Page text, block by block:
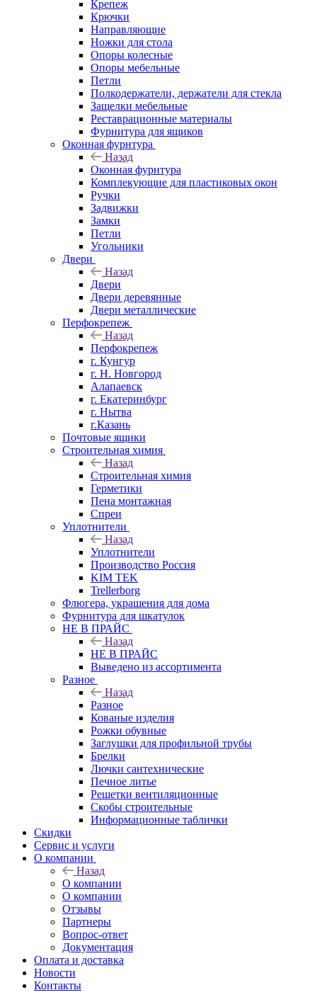
Крепеж
Крючки
Направляющие
Ножки для стола
Опоры колесные
Опоры мебельные
Петли
Полкодержатели, держатели для стекла
Защелки мебельные
Реставрационные материалы
Фурнитура для ящиков
Оконная фурнтура
Назад
Оконная фурнтура
Комплекующие для пластиковых окон
Ручки
Задвижки
Замки
Петли
Угольники
Двери
Назад
Двери
Двери деревянные
Двери металлические
Перфокрепеж
Назад
Перфокрепеж
г. Кунгур
г. Н. Новгород
Алапаевск
г. Екатеринбург
г. Нытва
г.Казань
Почтовые ящики
Строительная химия
Назад
Строительная химия
Герметики
Пена монтажная
Спреи
Уплотнители
Назад
Уплотнители
Производство Россия
KIM TEK
Trellerborg
Флюгера, украшения для дома
Фурнитура для шкатулок
НЕ В ПРАЙС
Назад
НЕ В ПРАЙС
Выведено из ассортимента
Разное
Назад
Разное
Кованые изделия
Рожки обувные
Заглушки для профильной трубы
Брелки
Лючки сантехнические
Печное литье
Решетки вентиляционные
Скобы строительные
Информационные таблички
Скидки
Сервис и услуги
О компании
Назад
О компании
О компании
Отзывы
Партнеры
Вопрос-ответ
Документация
Оплата и доставка
Новости
Контакты